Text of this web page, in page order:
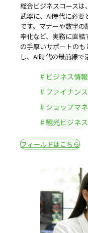
総合ビジネスコース
武器に、AI時代に必
です。マナーや数字
率化など、実務に直結
の手厚いサポートの
し、AI時代の最前線で
ビジネス情報
ファイナンス
ショップマ
観光ビジネス
フィールドはこちら